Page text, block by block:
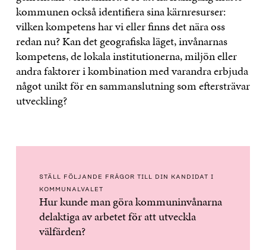
kommunen också identifiera sina kärnresurser:
vilken kompetens har vi eller finns det nära oss
redan nu? Kan det geografiska läget, invånarnas
kompetens, de lokala institutionerna, miljön eller
andra faktorer i kombination med varandra erbjuda
något unikt för en sammanslutning som eftersträvar
utveckling?
STÄLL FÖLJANDE FRÅGOR TILL DIN KANDIDAT I
KOMMUNALVALET
Hur kunde man göra kommuninvånarna
delaktiga av arbetet för att utveckla
välfärden?